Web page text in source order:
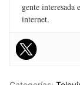
gente
internet.